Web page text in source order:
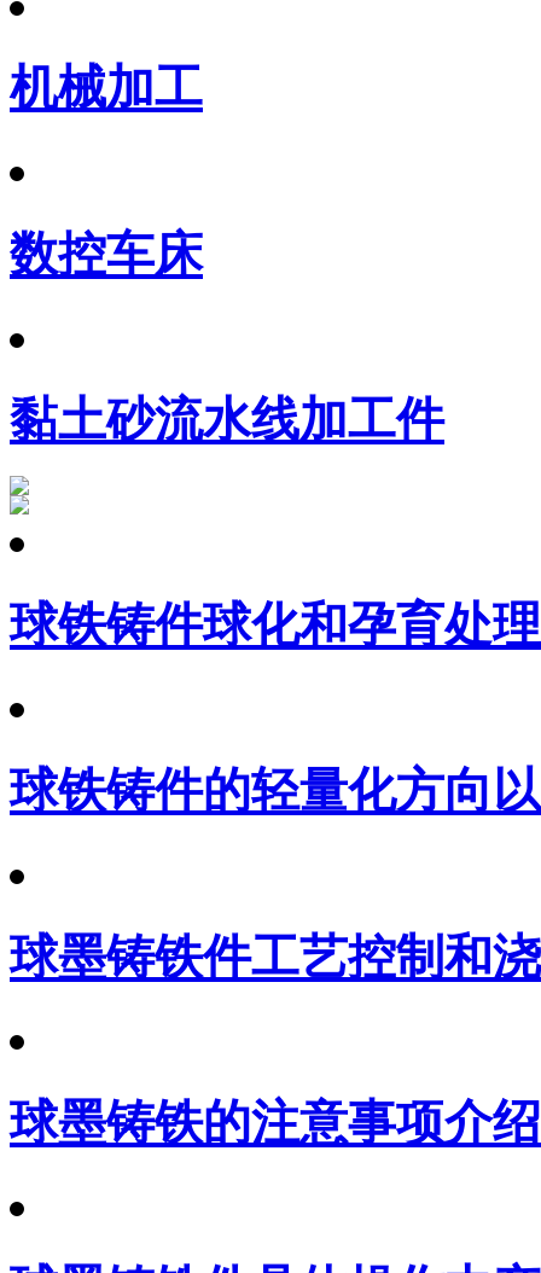
机械加工
数控车床
黏土砂流水线加工件
球铁铸件球化和孕育处
球铁铸件的轻量化方向
球墨铸铁件工艺控制和
球墨铸铁的注意事项介